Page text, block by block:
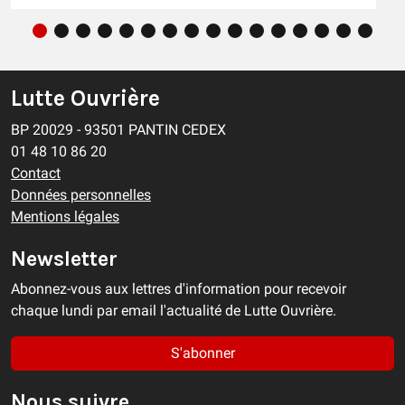
Lutte Ouvrière
BP 20029 - 93501 PANTIN CEDEX
01 48 10 86 20
Contact
Données personnelles
Mentions légales
Newsletter
Abonnez-vous aux lettres d'information pour recevoir
chaque lundi par email l'actualité de Lutte Ouvrière.
S'abonner